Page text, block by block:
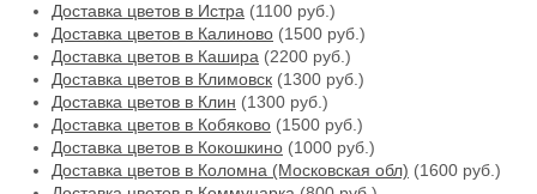
Доставка цветов в Истра (1100 руб.)
Доставка цветов в Калиново (1500 руб.)
Доставка цветов в Кашира (2200 руб.)
Доставка цветов в Климовск (1300 руб.)
Доставка цветов в Клин (1300 руб.)
Доставка цветов в Кобяково (1500 руб.)
Доставка цветов в Кокошкино (1000 руб.)
Доставка цветов в Коломна (Московская обл) (1600 руб.)